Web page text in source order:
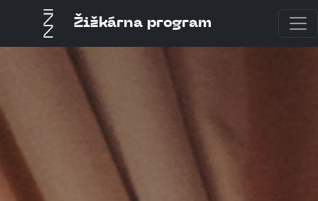
Žižkárna program